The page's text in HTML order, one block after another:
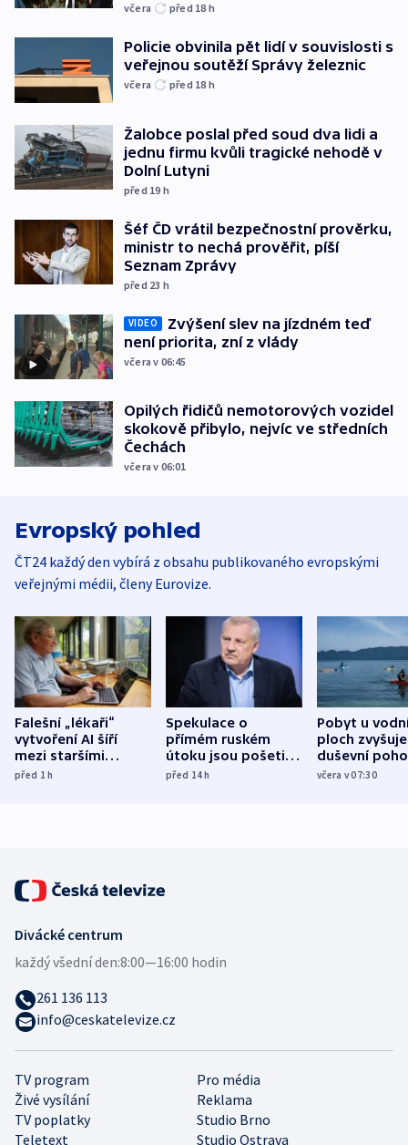
včera před 18 h
Policie obvinila pět lidí v souvislosti s
veřejnou soutěží Správy železnic
včera před 18 h
Žalobce poslal před soud dva lidi a
jednu firmu kvůli tragické nehodě v
Dolní Lutyni
před 19 h
Šéf ČD vrátil bezpečnostní prověrku,
ministr to nechá prověřit, píší
Seznam Zprávy
před 23 h
VIDEO
Zvýšení slev na jízdném teď
není priorita, zní z vlády
včera v 06:45
Opilých řidičů nemotorových vozidel
skokově přibylo, nejvíc ve středních
Čechách
včera v 06:01
Evropský pohled
ČT24 každý den vybírá z obsahu publikovaného evropskými
veřejnými médii, členy Eurovize.
Falešní „lékaři“
vytvoření AI šíří
mezi staršími
Poláky nebezpečné
před 1h
Spekulace o
přímém ruském
útoku jsou pošetilé,
míní estonský
před 14h
Pobyt u
ploch zvyšuje
duševní
ukázala
včera v 07:30
TV program
Pro média
Živé vysílání
Reklama
TV poplatky
Studio Brno
Teletext
Studio Ostrava
Divácké centrum
každý všední den:8:00—16:00 hodin
261 136 113
info@ceskatelevize.cz